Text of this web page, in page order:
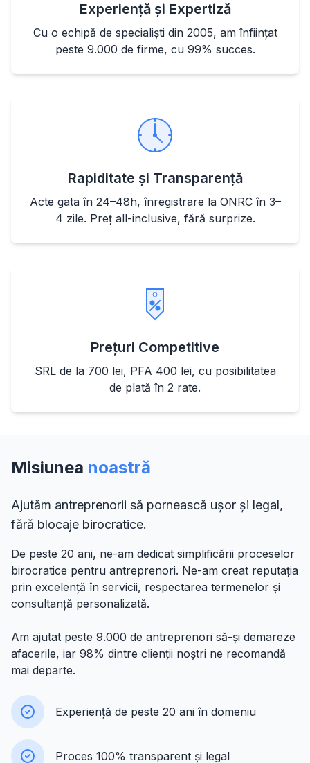
Experiență și Expertiză
Cu o echipă de specialiști din 2005, am înființat
peste 9.000 de firme, cu 99% succes.
Rapiditate și Transparență
Acte gata în 24–48h, înregistrare la ONRC în 3–
4 zile. Preț all-inclusive, fără surprize.
Prețuri Competitive
SRL de la 700 lei, PFA 400 lei, cu posibilitatea
de plată în 2 rate.
Misiunea noastră
Ajutăm antreprenorii să pornească ușor și legal,
fără blocaje birocratice.
De peste 20 ani, ne-am dedicat simplificării proceselor
birocratice pentru antreprenori. Ne-am creat reputația
prin excelență în servicii, respectarea termenelor și
consultanță personalizată.
Am ajutat peste 9.000 de antreprenori să-și demareze
afacerile, iar 98% dintre clienții noștri ne recomandă
mai departe.
Experiență de peste 20 ani în domeniu
Proces 100% transparent și legal